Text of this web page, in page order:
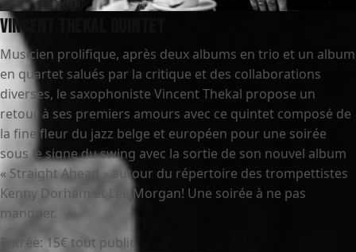
Vincent Thekal Quintet
Musicien prolifique, après deux albums en trio et un album
en quartet salués par la critique et des collaborations
diverses, le saxophoniste Vincent Thekal propose un
retour à ses premiers amours avec ce quintet composé de
la fine fleur du jazz belge et européen pour une soirée
sous le signe du swing avec la sortie de son nouvel album
« Straight Ahead » autour du répertoire des trompettistes
Kenny Dorham et Lee Morgan! Une soirée à ne pas
manquer.
Entrée: 15€ tout public